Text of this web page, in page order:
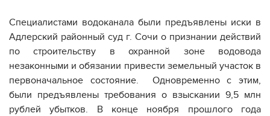
Специалистами водоканала были предъявлены иски в
Адлерский районный суд г. Сочи о признании действий
по строительству в охранной зоне водовода
незаконными и обязании привести земельный участок в
первоначальное состояние. Одновременно с этим,
были предъявлены требования о взыскании 9,5 млн
рублей убытков. В конце ноября прошлого года